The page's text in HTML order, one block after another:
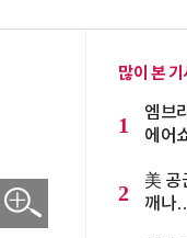
많이 본 기
1
엠브
에어
2
美 공
깨나